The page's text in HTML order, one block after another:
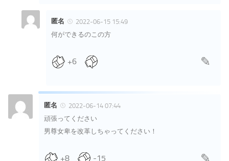
匿名
2022-06-15 15:49
何ができるのこの方
+6
匿名
2022-06-14 07:44
頑張ってください
男尊女卑を改革しちゃってください！
+8 -15